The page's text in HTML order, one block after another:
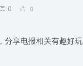
0 0
分享电报相关有趣好